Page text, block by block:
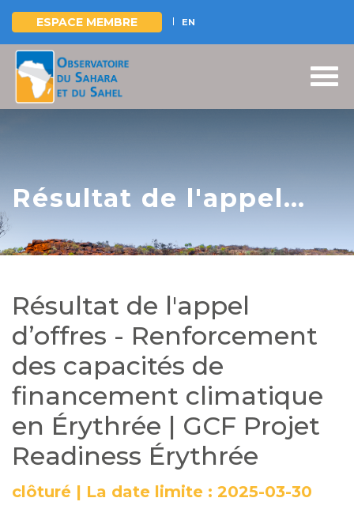
Aller
contenu
ESPACE MEMBRE EN
Résultat de l'appel
Renforcement des
capacités de
financement
climatique en
Érythrée | GCF Projet
Readiness Érythrée
Résultat de l'appel
d’offres - Renforcement
des capacités de
financement climatique
en Érythrée | GCF Projet
Readiness Érythrée
clôturé | La date limite : 2025-03-30